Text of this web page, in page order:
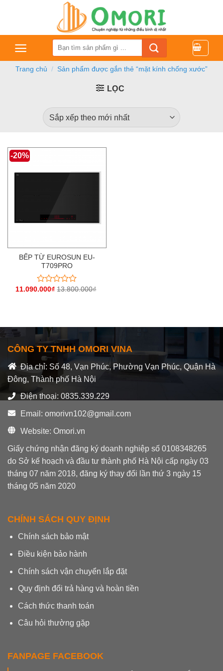
dung
Tìm
kiếm:
Trang chủ / Sản phẩm được gắn thẻ “mặt kính chống xước”
LỌC
-20%
BẾP TỪ EUROSUN EU-
T709PRO
Được
sao
11.090.000₫ 13.800.000₫
CÔNG TY TNHH OMORI VINA
Địa chỉ: Số 48, Vạn Phúc, Phường Vạn Phúc, Quận Hà
Đông, Thành phố Hà Nội
Điện thoại: 0835.339.229
Email: omorivn102@gmail.com
Website: Omori.vn
Giấy chứng nhận đăng ký doanh nghiệp số 0108348265
do Sở kế hoạch và đầu tư thành phố Hà Nội cấp ngày 03
tháng 07 năm 2018, đăng ký thay đổi lần thứ 3 ngày 15
tháng 05 năm 2020
CHÍNH SÁCH QUY ĐỊNH
Chính sách bảo mật
Điều kiện bảo hành
Chính sách vận chuyển lắp đặt
Quy định đổi trả hàng và hoàn tiền
Cách thức thanh toán
Câu hỏi thường gặp
FANPAGE FACEBOOK